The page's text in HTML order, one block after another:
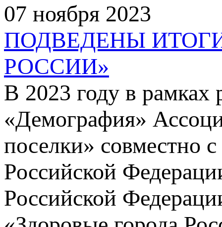
07 ноября 2023
ПОДВЕДЕНЫ
РОССИИ»
В 2023 году в рамках
«Демография»
поселки» совместно
Российской
Российской